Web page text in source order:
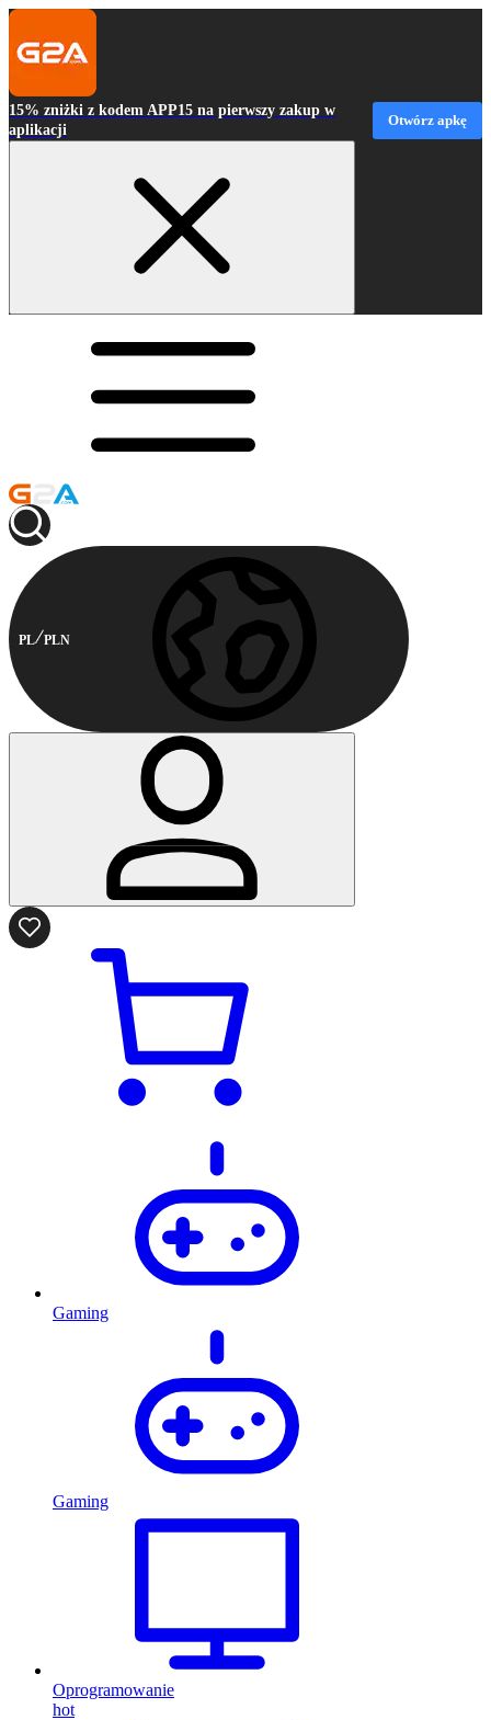
15% zniżki z kodem APP15 na pierwszy zakup w
aplikacji
Otwórz apkę
PL PLN
Gaming
Gaming
Oprogramowanie
hot